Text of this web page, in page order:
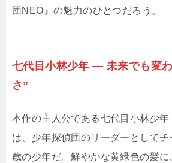
団NEO』の魅力のひとつだろう。
七代目小林少年 ― 未来でも変
さ”
本作の主人公である七代目小林少年
は、少年探偵団のリーダーとして
歳の少年だ。鮮やかな黄緑色の髪に